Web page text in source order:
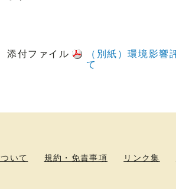
添付ファイル
（別紙）環境影響
て
いて 規約・免責事項 リンク集